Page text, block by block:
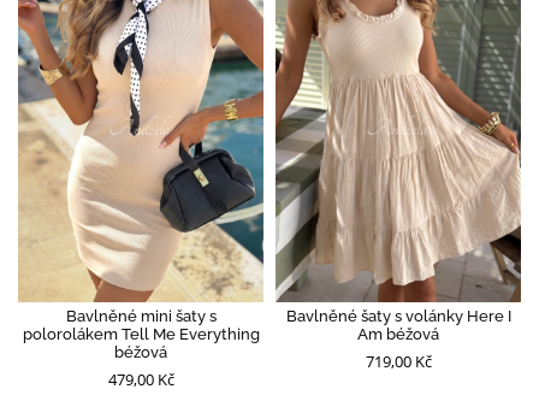
Bavlněné mini šaty s
polorolákem Tell Me Everything
béžová
479,00 Kč
Bavlněné šaty s volánky Here I
Am béžová
719,00 Kč